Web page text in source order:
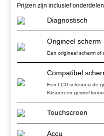
Prijzen zijn inclusief
Diagnostisch
Origineel scherm
Een origineel scherm of
Compatibel
Een LCD-scherm is de
Kleuren en gevoel
Touchscreen
Accu